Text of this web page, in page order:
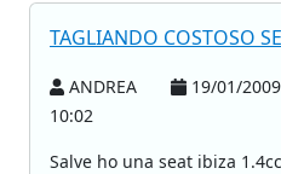
TAGLIANDO COSTOSO
ANDREA 19/01/
10:02
Salve ho una seat ibiza